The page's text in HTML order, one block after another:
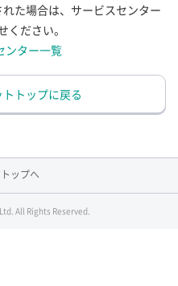
た場合は、サービスセンター
ください。
ンター一覧
トップに戻る
ップへ
All Rights Reserved.